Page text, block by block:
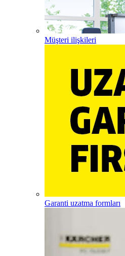
Müşteri ilişkileri
Garanti uzatma formları